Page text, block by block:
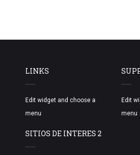
LINKS
Edit widget and choose a
menu
SITIOS DE INTERES 2
Edit
menu